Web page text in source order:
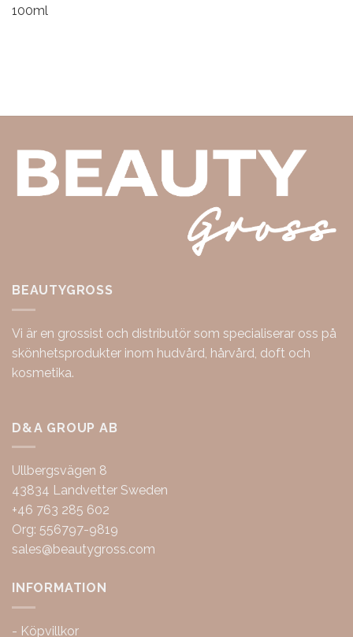
100ml
BEAUTYGROSS
Vi är en grossist och distributör som specialiserar oss på
skönhetsprodukter inom hudvård, hårvård, doft och
kosmetika.
D&A GROUP AB
Ullbergsvägen 8
43834 Landvetter Sweden
+46 763 285 602
Org: 556797-9819
sales@beautygross.com
INFORMATION
- Köpvillkor